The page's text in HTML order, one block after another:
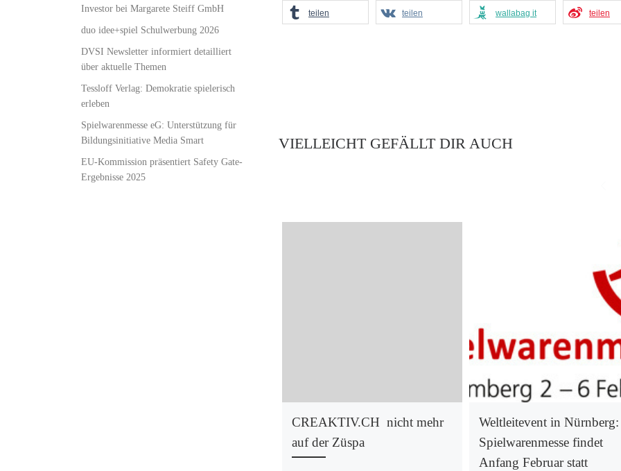
teilen teilen wallabag it teilen
VIELLEICHT GEFÄLLT DIR AUCH
CREAKTIV.CH nicht mehr
auf der Züspa
Weltleitevent in Nürnberg:
Spielwarenmesse findet
Anfang Februar statt
Investor bei Margarete Steiff GmbH
duo idee+spiel Schulwerbung 2026
DVSI Newsletter informiert detailliert
über aktuelle Themen
Tessloff Verlag: Demokratie spielerisch
erleben
Spielwarenmesse eG: Unterstützung für
Bildungsinitiative Media Smart
EU-Kommission präsentiert Safety Gate-
Ergebnisse 2025